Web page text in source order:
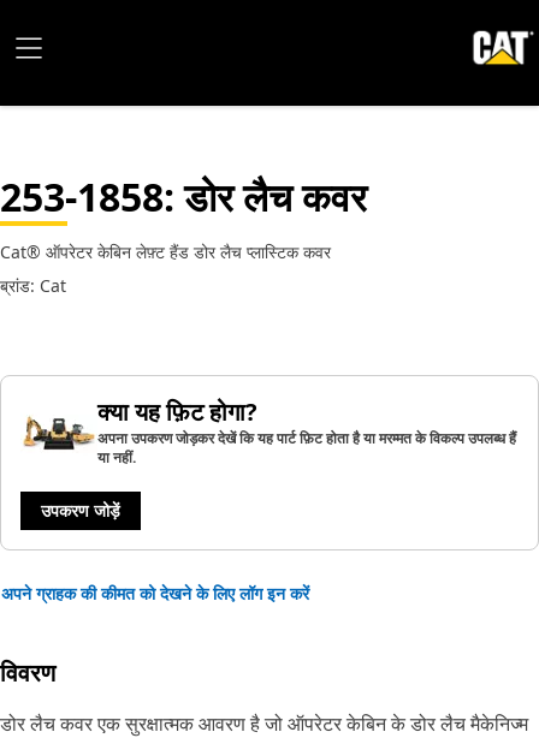
253-1858: डोर लैच कवर
Cat® ऑपरेटर केबिन लेफ़्ट हैंड डोर लैच प्लास्टिक कवर
ब्रांड: Cat
क्या यह फ़िट होगा?
अपना उपकरण जोड़कर देखें कि यह पार्ट फ़िट होता है या मरम्मत के विकल्प उपलब्ध हैं
या नहीं.
उपकरण जोड़ें
अपने ग्राहक की कीमत को देखने के लिए लॉग इन करें
विवरण
डोर लैच कवर एक सुरक्षात्मक आवरण है जो ऑपरेटर केबिन के डोर लैच मैकेनिज्म